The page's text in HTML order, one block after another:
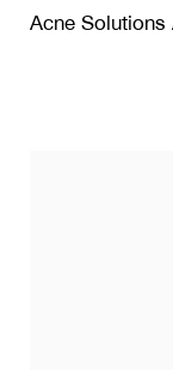
Acne Solutions